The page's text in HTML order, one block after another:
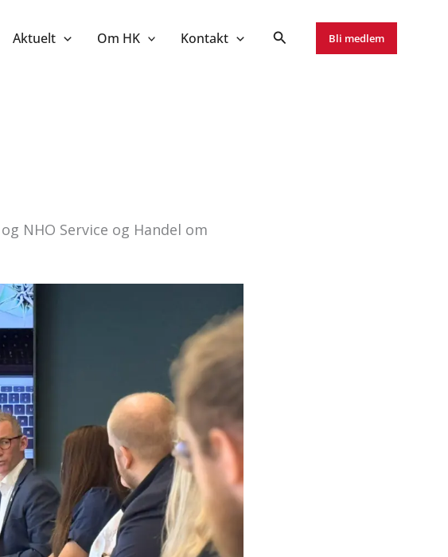
Aktuelt Om HK Kontakt Bli medlem
NHO Service og Handel om